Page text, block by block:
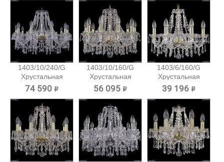
1403/10/240/G
Хрустальная
подвесная...
74 590 ₽
1403/10/160/G
Хрустальная
подвесная...
56 095 ₽
1403/6/160/G
Хрустальная
подвесная...
39 196 ₽